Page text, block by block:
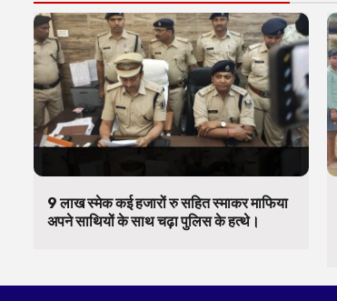
9 लाख स्मेक कई हजारों रु सहित स्माकर माफिया
अपने साथियों के साथ चढ़ा पुलिस के हत्थे।